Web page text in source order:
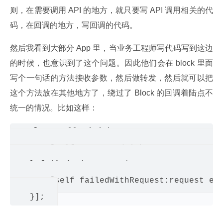
则，在需要调用 API 的地方，就只要写 API 调用相关的代
码，在回调的地方，写回调的代码。
然后我看到大部分 App 里，当业务工程师写代码写到这边
的时候，也意识到了这个问题。因此他们会在 block 里面
写个一句话的方法接收参数，然后做转发，然后就可以把
这个方法放在其他地方了，绕过了 Block 的回调着陆点不
统一的情况。比如这样：
[self failedWithRequest:request